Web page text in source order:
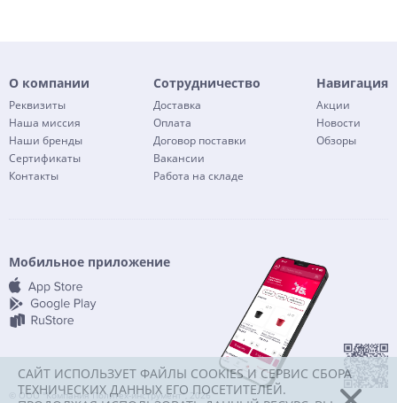
О компании
Реквизиты
Наша миссия
Наши бренды
Сертификаты
Контакты
Сотрудничество
Доставка
Оплата
Договор поставки
Вакансии
Работа на складе
Навигация
Акции
Новости
Обзоры
Мобильное приложение
© ООО "Компания Политех-инструмент", 2026
САЙТ ИСПОЛЬЗУЕТ ФАЙЛЫ COOKIES И СЕРВИС СБОРА
ТЕХНИЧЕСКИХ ДАННЫХ ЕГО ПОСЕТИТЕЛЕЙ.